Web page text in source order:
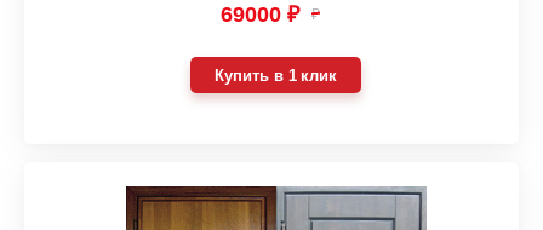
69000 ₽ ₽
Купить в 1 клик